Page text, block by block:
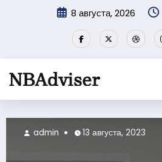
8 августа, 2026
admin 13 августа, 2023